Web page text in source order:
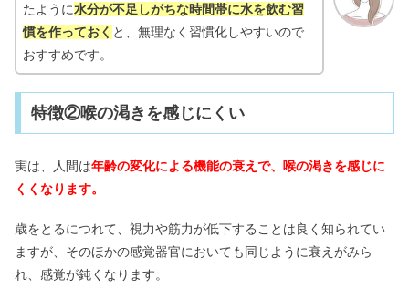
たように水分が不足しがちな時間帯に水を飲む習
慣を作っておく と、無理なく習慣化しやすいので
おすすめです。
特徴②喉の渇きを感じにくい
実は、人間は年齢の変化による機能の衰えで、喉の渇きを感じに
くくなります。
歳をとるにつれて、視力や筋力が低下することは良く知られてい
ますが、そのほかの感覚器官においても同じように衰えがみら
れ、感覚が鈍くなります。